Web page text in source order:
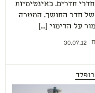
חדרים. באינטימיות
של חדר החושך. המטרה
על הדימוי […]
30.07.12